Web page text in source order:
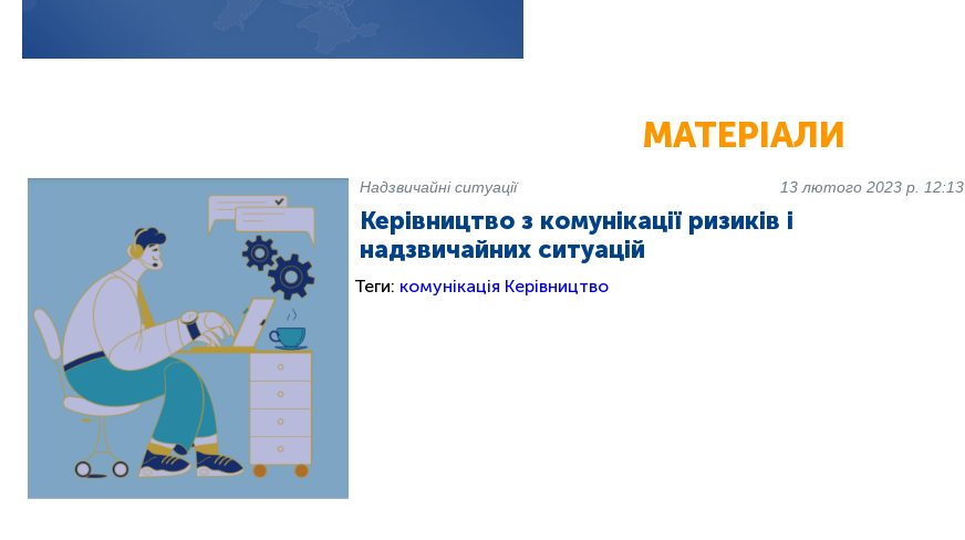
МАТЕРІАЛИ
Надзвичайні ситуації 13 лютого 2023 р. 12:13
Керівництво з комунікації ризиків і
надзвичайних ситуацій
Теги: комунікація Керівництво